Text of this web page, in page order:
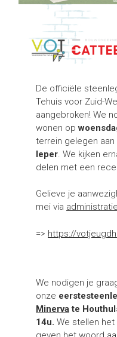
De officiële
Tehuis voor Zuid-
aangebroken! We
wonen op
terrein gelegen aan
Ieper. We kijken
delen met een
Gelieve je
mei via
=> https://
We nodigen je
onze
Minervate
14u. We stellen